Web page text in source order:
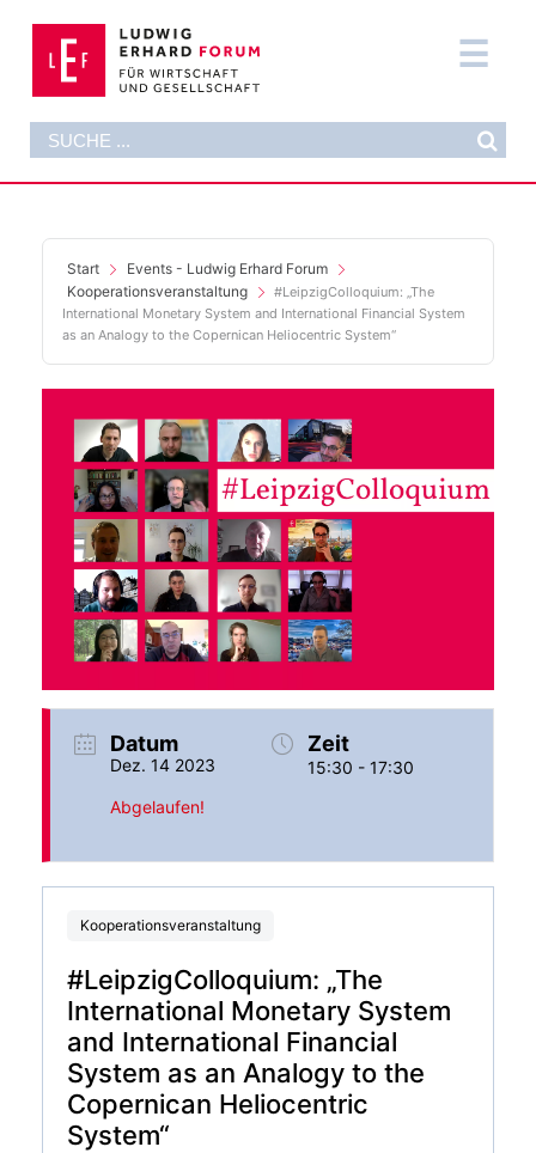
Inhalt
springen
Suche
DAS FORUM
FORMATE
PUBLIKATIONEN
SUPPORT NOW
Start
Events - Ludwig Erhard Forum
Kooperationsveranstaltung
#LeipzigColloquium: „The
International Monetary System and International Financial System
as an Analogy to the Copernican Heliocentric System“
Datum
Dez. 14 2023
Abgelaufen!
Zeit
15:30 - 17:30
Kooperationsveranstaltung
#LeipzigColloquium: „The
International Monetary System
and International Financial
System as an Analogy to the
Copernican Heliocentric
System“